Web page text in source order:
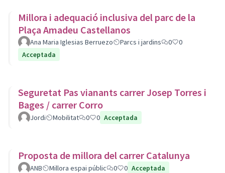
Millora i adequació inclusiva del parc de la
Plaça Amadeu Castellanos
Ana Maria Iglesias Berruezo Parcs i jardins 0
0
Acceptada
Seguretat Pas vianants carrer Josep Torres i
Bages / carrer Corro
Jordi Mobilitat 0 0 Acceptada
Proposta de millora del carrer Catalunya
ANB Millora espai públic 0 0 Acceptada